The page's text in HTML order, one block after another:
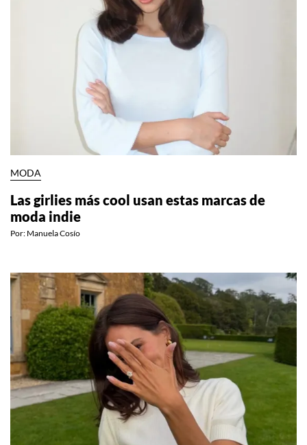
MODA
Las girlies más cool usan estas marcas de
moda indie
Por: Manuela Cosío